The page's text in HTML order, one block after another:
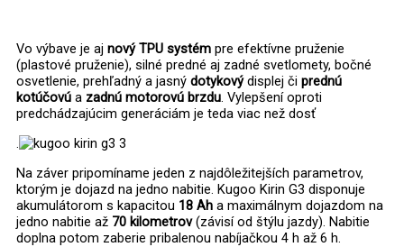
Vo výbave je aj nový TPU systém pre efektívne pruženie
(plastové pruženie), silné predné aj zadné svetlomety, bočné
osvetlenie, prehľadný a jasný dotykovýdisplej či prednú
kotúčovú a zadnú motorovú brzdu. Vylepšení oproti
predchádzajúcim generáciám je teda viac než dosť
.
Na záver pripomíname jeden z najdôležitejších parametrov,
ktorým je dojazd na jedno nabitie. Kugoo Kirin G3 disponuje
akumulátorom s kapacitou 18 Ah a maximálnym dojazdom na
jedno nabitie až 70 kilometrov(závisí od štýlu jazdy). Nabitie
doplna potom zaberie pribalenou nabíjačkou 4 h až 6 h.